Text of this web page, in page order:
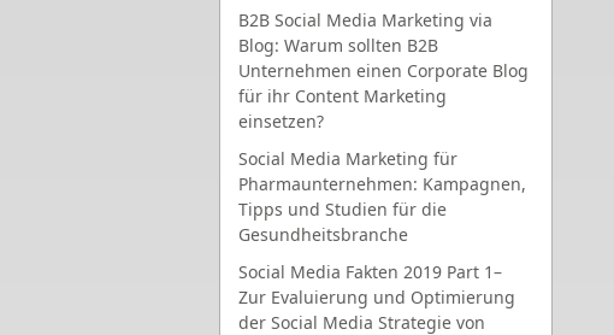
B2B Social Media Marketing via
Blog: Warum sollten B2B
Unternehmen einen Corporate Blog
für ihr Content Marketing
einsetzen?
Social Media Marketing für
Pharmaunternehmen: Kampagnen,
Tipps und Studien für die
Gesundheitsbranche
Social Media Fakten 2019 Part 1–
Zur Evaluierung und Optimierung
der Social Media Strategie von